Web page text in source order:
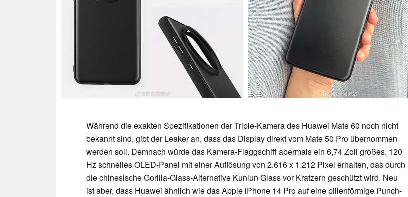
Während die exakten Spezifikationen der Triple-Kamera des Huawei Mate 60 noch nicht
bekannt sind, gibt der Leaker an, dass das Display direkt vom Mate 50 Pro übernommen
werden soll. Demnach würde das Kamera-Flaggschiff abermals ein 6,74 Zoll großes, 120
Hz schnelles OLED-Panel mit einer Auflösung von 2.616 x 1.212 Pixel erhalten, das durch
die chinesische Gorilla-Glass-Alternative Kunlun Glass vor Kratzern geschützt wird. Neu
ist aber, dass Huawei ähnlich wie das Apple iPhone 14 Pro auf eine pillenförmige Punch-